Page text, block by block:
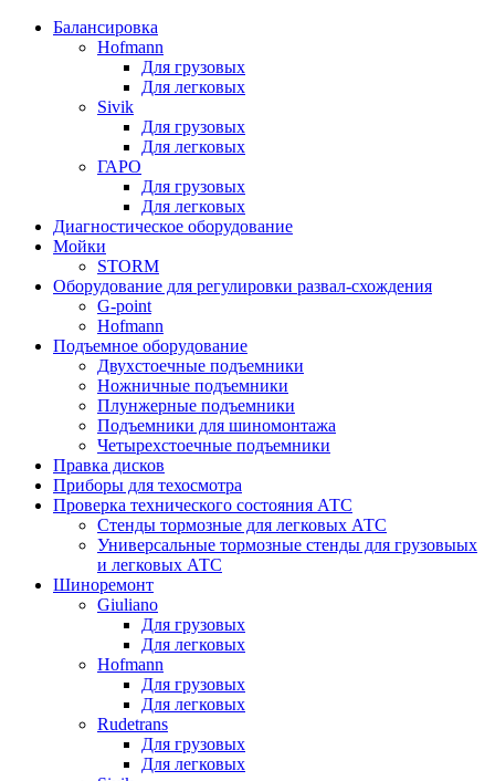
Балансировка
Hofmann
Для грузовых
Для легковых
Sivik
Для грузовых
Для легковых
ГАРО
Для грузовых
Для легковых
Диагностическое оборудование
Мойки
STORM
Оборудование для регулировки развал-схождения
G-point
Hofmann
Подъемное оборудование
Двухстоечные подъемники
Ножничные подъемники
Плунжерные подъемники
Подъемники для шиномонтажа
Четырехстоечные подъемники
Правка дисков
Приборы для техосмотра
Проверка технического состояния АТС
Стенды тормозные для легковых АТС
Универсальные тормозные стенды для грузовыых
и легковых АТС
Шиноремонт
Giuliano
Для грузовых
Для легковых
Hofmann
Для грузовых
Для легковых
Rudetrans
Для грузовых
Для легковых